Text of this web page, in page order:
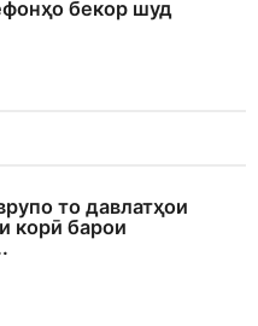
бекор шуд
то давлатҳои
корӣ барои